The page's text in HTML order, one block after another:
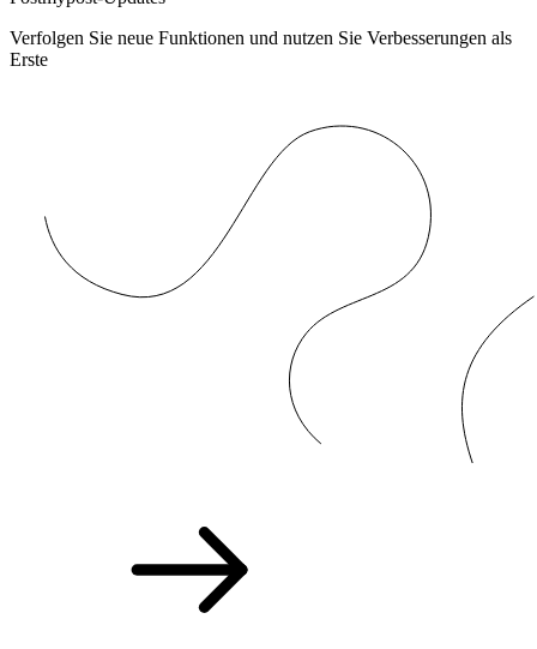
Verfolgen Sie neue Funktionen und nutzen Sie Verbesserungen als
Erste